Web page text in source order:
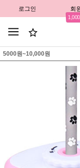
로그인 회
5000원~10,000원